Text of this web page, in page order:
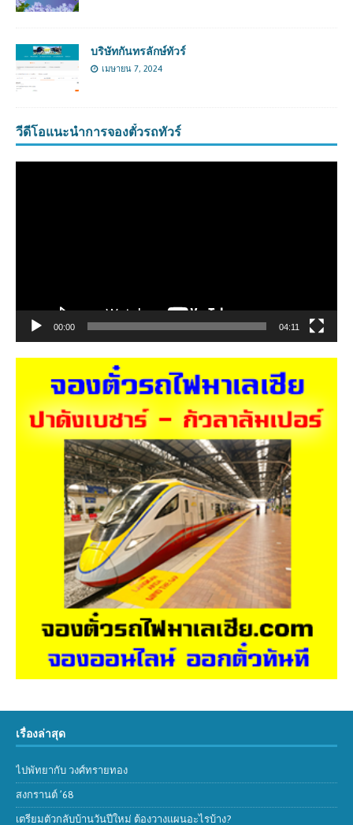
บริษัทกันทรลักษ์ทัวร์
เมษายน 7, 2024
วีดีโอแนะนำการจองตั๋วรถทัวร์
00:00 04:11
เรื่องล่าสุด
ไปพัทยากับ วงศ์ทรายทอง
สงกรานต์ ’68
เตรียมตัวกลับบ้านวันปีใหม่ ต้องวางแผนอะไรบ้าง?